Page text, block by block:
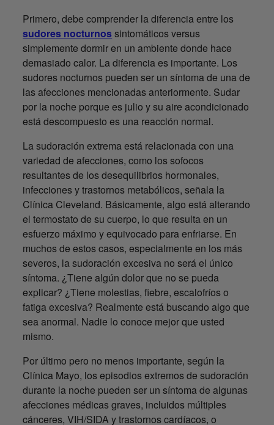
Primero, debe comprender la diferencia entre los
sudores nocturnossintomáticos versus
simplemente dormir en un ambiente donde hace
demasiado calor. La diferencia es importante. Los
sudores nocturnos pueden ser un síntoma de una de
las afecciones mencionadas anteriormente. Sudar
por la noche porque es julio y su aire acondicionado
está descompuesto es una reacción normal.
La sudoración extrema está relacionada con una
variedad de afecciones, como los sofocos
resultantes de los desequilibrios hormonales,
infecciones y trastornos metabólicos, señala la
Clínica Cleveland. Básicamente, algo está alterando
el termostato de su cuerpo, lo que resulta en un
esfuerzo máximo y equivocado para enfriarse. En
muchos de estos casos, especialmente en los más
severos, la sudoración excesiva no será el único
síntoma. ¿Tiene algún dolor que no se pueda
explicar? ¿Tiene molestias, fiebre, escalofríos o
fatiga excesiva? Realmente está buscando algo que
sea anormal. Nadie lo conoce mejor que usted
mismo.
Por último pero no menos importante, según la
Clínica Mayo, los episodios extremos de sudoración
durante la noche pueden ser un síntoma de algunas
afecciones médicas graves, incluidos múltiples
cánceres, VIH/SIDA y trastornos cardíacos, o